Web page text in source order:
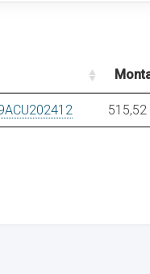
515,52